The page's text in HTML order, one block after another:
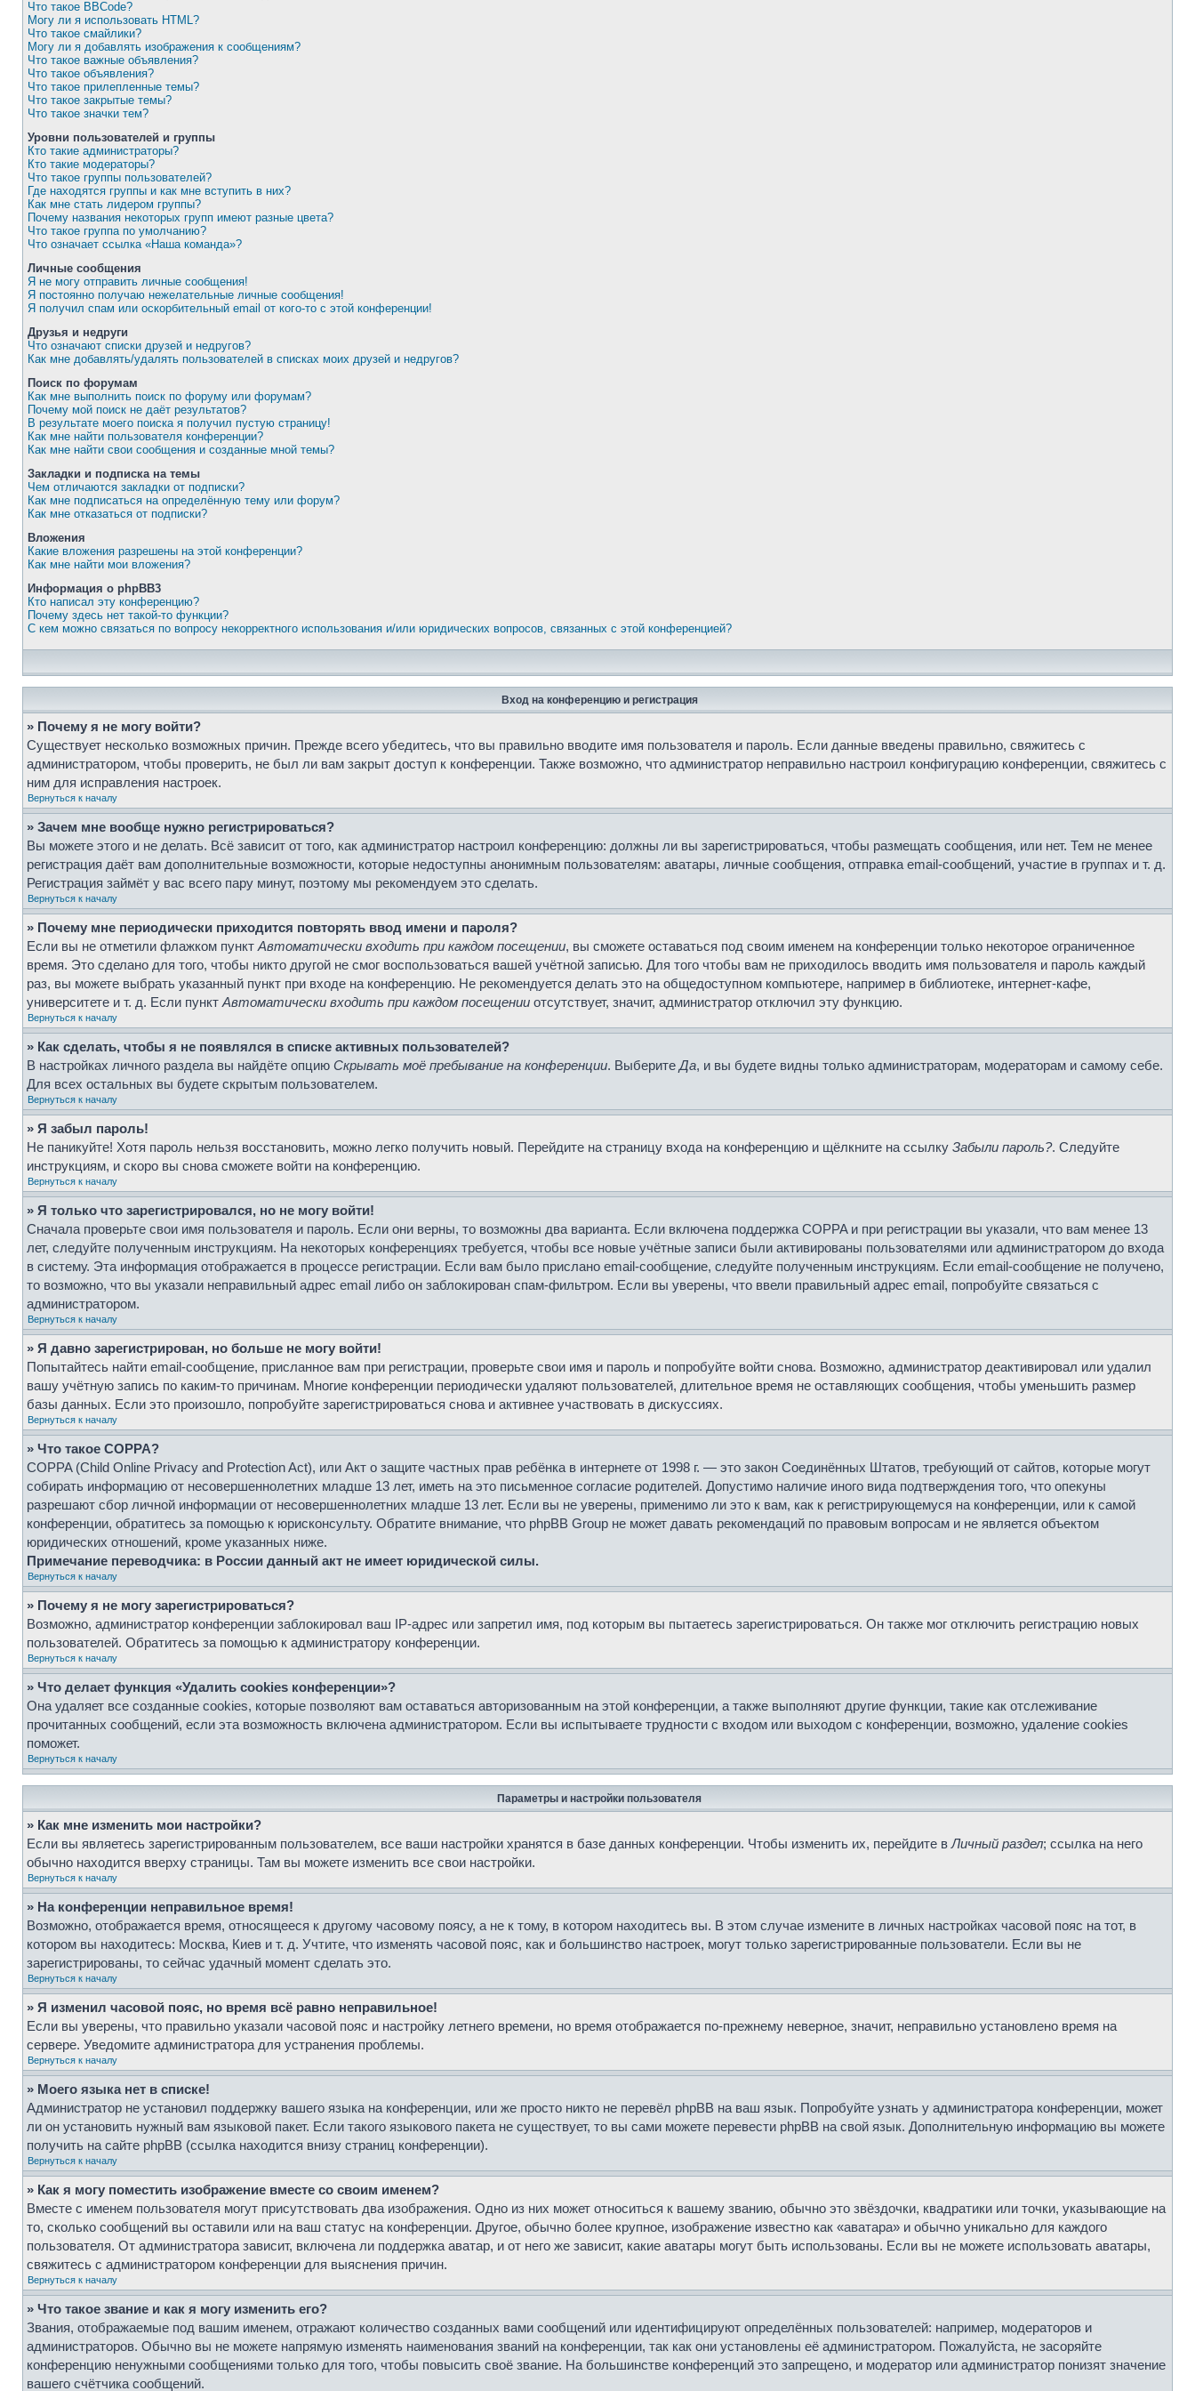
Что такое BBCode?
Могу ли я использовать HTML?
Что такое смайлики?
Могу ли я добавлять изображения к сообщениям?
Что такое важные объявления?
Что такое объявления?
Что такое прилепленные темы?
Что такое закрытые темы?
Что такое значки тем?
Уровни пользователей и группы
Кто такие администраторы?
Кто такие модераторы?
Что такое группы пользователей?
Где находятся группы и как мне вступить в них?
Как мне стать лидером группы?
Почему названия некоторых групп имеют разные цвета?
Что такое группа по умолчанию?
Что означает ссылка «Наша команда»?
Личные сообщения
Я не могу отправить личные сообщения!
Я постоянно получаю нежелательные личные сообщения!
Я получил спам или оскорбительный email от кого-то с этой конференции!
Друзья и недруги
Что означают списки друзей и недругов?
Как мне добавлять/удалять пользователей в списках моих друзей и недругов?
Поиск по форумам
Как мне выполнить поиск по форуму или форумам?
Почему мой поиск не даёт результатов?
В результате моего поиска я получил пустую страницу!
Как мне найти пользователя конференции?
Как мне найти свои сообщения и созданные мной темы?
Закладки и подписка на темы
Чем отличаются закладки от подписки?
Как мне подписаться на определённую тему или форум?
Как мне отказаться от подписки?
Вложения
Какие вложения разрешены на этой конференции?
Как мне найти мои вложения?
Информация о phpBB3
Кто написал эту конференцию?
Почему здесь нет такой-то функции?
С кем можно связаться по вопросу некорректного использования и/или юридических вопросов, связанных с этой конференцией?
Вход на конференцию и регистрация
» Почему я не могу войти?
Существует несколько возможных причин. Прежде всего убедитесь, что вы правильно вводите имя пользователя и пароль. Если данные введены правильно, свяжитесь с
администратором, чтобы проверить, не был ли вам закрыт доступ к конференции. Также возможно, что администратор неправильно настроил конфигурацию конференции, свяжитесь с
ним для исправления настроек.
Вернуться к началу
» Зачем мне вообще нужно регистрироваться?
Вы можете этого и не делать. Всё зависит от того, как администратор настроил конференцию: должны ли вы зарегистрироваться, чтобы размещать сообщения, или нет. Тем не менее
регистрация даёт вам дополнительные возможности, которые недоступны анонимным пользователям: аватары, личные сообщения, отправка email-сообщений, участие в группах и т. д.
Регистрация займёт у вас всего пару минут, поэтому мы рекомендуем это сделать.
Вернуться к началу
» Почему мне периодически приходится повторять ввод имени и пароля?
Если вы не отметили флажком пункт Автоматически входить при каждом посещении, вы сможете оставаться под своим именем на конференции только некоторое ограниченное
время. Это сделано для того, чтобы никто другой не смог воспользоваться вашей учётной записью. Для того чтобы вам не приходилось вводить имя пользователя и пароль каждый
раз, вы можете выбрать указанный пункт при входе на конференцию. Не рекомендуется делать это на общедоступном компьютере, например в библиотеке, интернет-кафе,
университете и т. д. Если пункт Автоматически входить при каждом посещении отсутствует, значит, администратор отключил эту функцию.
Вернуться к началу
» Как сделать, чтобы я не появлялся в списке активных пользователей?
В настройках личного раздела вы найдёте опцию Скрывать моё пребывание на конференции. Выберите Да, и вы будете видны только администраторам, модераторам и самому себе.
Для всех остальных вы будете скрытым пользователем.
Вернуться к началу
» Я забыл пароль!
Не паникуйте! Хотя пароль нельзя восстановить, можно легко получить новый. Перейдите на страницу входа на конференцию и щёлкните на ссылку Забыли пароль?. Следуйте
инструкциям, и скоро вы снова сможете войти на конференцию.
Вернуться к началу
» Я только что зарегистрировался, но не могу войти!
Сначала проверьте свои имя пользователя и пароль. Если они верны, то возможны два варианта. Если включена поддержка COPPA и при регистрации вы указали, что вам менее 13
лет, следуйте полученным инструкциям. На некоторых конференциях требуется, чтобы все новые учётные записи были активированы пользователями или администратором до входа
в систему. Эта информация отображается в процессе регистрации. Если вам было прислано email-сообщение, следуйте полученным инструкциям. Если email-сообщение не получено,
то возможно, что вы указали неправильный адрес email либо он заблокирован спам-фильтром. Если вы уверены, что ввели правильный адрес email, попробуйте связаться с
администратором.
Вернуться к началу
» Я давно зарегистрирован, но больше не могу войти!
Попытайтесь найти email-сообщение, присланное вам при регистрации, проверьте свои имя и пароль и попробуйте войти снова. Возможно, администратор деактивировал или удалил
вашу учётную запись по каким-то причинам. Многие конференции периодически удаляют пользователей, длительное время не оставляющих сообщения, чтобы уменьшить размер
базы данных. Если это произошло, попробуйте зарегистрироваться снова и активнее участвовать в дискуссиях.
Вернуться к началу
» Что такое COPPA?
COPPA (Child Online Privacy and Protection Act), или Акт о защите частных прав ребёнка в интернете от 1998 г. — это закон Соединённых Штатов, требующий от сайтов, которые могут
собирать информацию от несовершеннолетних младше 13 лет, иметь на это письменное согласие родителей. Допустимо наличие иного вида подтверждения того, что опекуны
разрешают сбор личной информации от несовершеннолетних младше 13 лет. Если вы не уверены, применимо ли это к вам, как к регистрирующемуся на конференции, или к самой
конференции, обратитесь за помощью к юрисконсульту. Обратите внимание, что phpBB Group не может давать рекомендаций по правовым вопросам и не является объектом
юридических отношений, кроме указанных ниже.
Примечание переводчика: в России данный акт не имеет юридической силы.
Вернуться к началу
» Почему я не могу зарегистрироваться?
Возможно, администратор конференции заблокировал ваш IP-адрес или запретил имя, под которым вы пытаетесь зарегистрироваться. Он также мог отключить регистрацию новых
пользователей. Обратитесь за помощью к администратору конференции.
Вернуться к началу
» Что делает функция «Удалить cookies конференции»?
Она удаляет все созданные cookies, которые позволяют вам оставаться авторизованным на этой конференции, а также выполняют другие функции, такие как отслеживание
прочитанных сообщений, если эта возможность включена администратором. Если вы испытываете трудности с входом или выходом с конференции, возможно, удаление cookies
поможет.
Вернуться к началу
Параметры и настройки пользователя
» Как мне изменить мои настройки?
Если вы являетесь зарегистрированным пользователем, все ваши настройки хранятся в базе данных конференции. Чтобы изменить их, перейдите в Личный раздел; ссылка на него
обычно находится вверху страницы. Там вы можете изменить все свои настройки.
Вернуться к началу
» На конференции неправильное время!
Возможно, отображается время, относящееся к другому часовому поясу, а не к тому, в котором находитесь вы. В этом случае измените в личных настройках часовой пояс на тот, в
котором вы находитесь: Москва, Киев и т. д. Учтите, что изменять часовой пояс, как и большинство настроек, могут только зарегистрированные пользователи. Если вы не
зарегистрированы, то сейчас удачный момент сделать это.
Вернуться к началу
» Я изменил часовой пояс, но время всё равно неправильное!
Если вы уверены, что правильно указали часовой пояс и настройку летнего времени, но время отображается по-прежнему неверное, значит, неправильно установлено время на
сервере. Уведомите администратора для устранения проблемы.
Вернуться к началу
» Моего языка нет в списке!
Администратор не установил поддержку вашего языка на конференции, или же просто никто не перевёл phpBB на ваш язык. Попробуйте узнать у администратора конференции, может
ли он установить нужный вам языковой пакет. Если такого языкового пакета не существует, то вы сами можете перевести phpBB на свой язык. Дополнительную информацию вы можете
получить на сайте phpBB (ссылка находится внизу страниц конференции).
Вернуться к началу
» Как я могу поместить изображение вместе со своим именем?
Вместе с именем пользователя могут присутствовать два изображения. Одно из них может относиться к вашему званию, обычно это звёздочки, квадратики или точки, указывающие на
то, сколько сообщений вы оставили или на ваш статус на конференции. Другое, обычно более крупное, изображение известно как «аватара» и обычно уникально для каждого
пользователя. От администратора зависит, включена ли поддержка аватар, и от него же зависит, какие аватары могут быть использованы. Если вы не можете использовать аватары,
свяжитесь с администратором конференции для выяснения причин.
Вернуться к началу
» Что такое звание и как я могу изменить его?
Звания, отображаемые под вашим именем, отражают количество созданных вами сообщений или идентифицируют определённых пользователей: например, модераторов и
администраторов. Обычно вы не можете напрямую изменять наименования званий на конференции, так как они установлены её администратором. Пожалуйста, не засоряйте
конференцию ненужными сообщениями только для того, чтобы повысить своё звание. На большинстве конференций это запрещено, и модератор или администратор понизят значение
вашего счётчика сообщений.